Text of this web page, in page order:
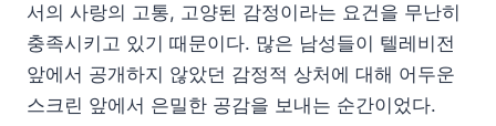
서의 사랑의 고통, 고양된 감정이라는 요건을 무난히
충족시키고 있기 때문이다. 많은 남성들이 텔레비전
앞에서 공개하지 않았던 감정적 상처에 대해 어두운
스크린 앞에서 은밀한 공감을 보내는 순간이었다.